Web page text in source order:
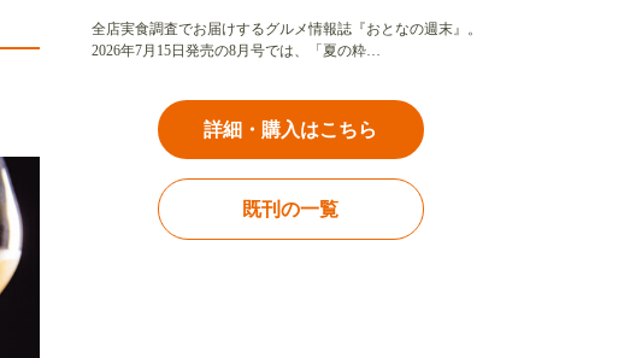
全店実食調査でお届けするグルメ情報誌『おとなの週末』。
2026年7月15日発売の8月号では、「夏の粋…
詳細・購入はこちら
既刊の一覧